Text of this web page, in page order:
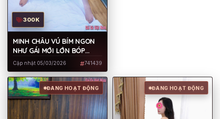
300K
MINH CHÂU VÚ BÍM NGON
NHƯ GÁI MỚI LỚN BÓP
THOẢI MÁI KO GIỮ HÀNG
Cập nhật 05/03/2026 741439
ĐANG HOẠT ĐỘNG ĐANG HOẠT ĐỘNG